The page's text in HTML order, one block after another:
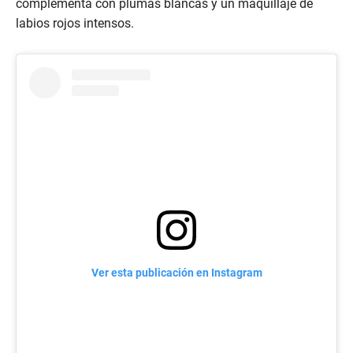
complementa con plumas blancas y un maquillaje de
labios rojos intensos.
Ver esta publicación en Instagram